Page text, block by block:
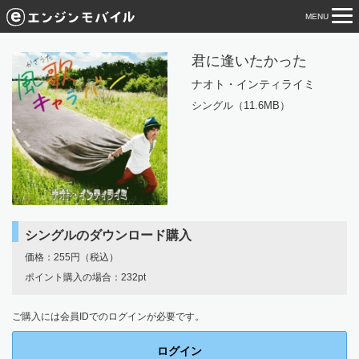
MENU
君に逢いたかった
ナオト・インティライミ
シングル（11.6MB）
シングルのダウンロード購入
価格：255円（税込）
ポイント購入の場合：232pt
ご購入には会員IDでのログインが必要です。
ログイン